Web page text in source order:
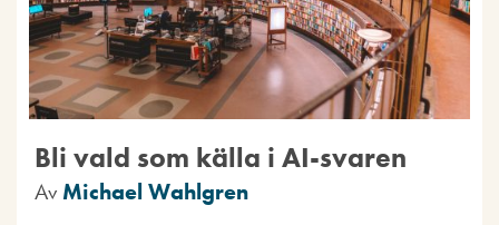
Bli vald som källa i AI-svaren
Av Michael Wahlgren